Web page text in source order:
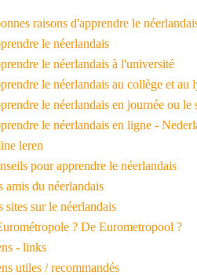
raisons d'apprendre le
le néerlandais
le néerlandais à l'université
le néerlandais au collège et au
le néerlandais en journée ou le
le néerlandais en ligne -
leren
pour apprendre le néerlandais
amis du néerlandais
sites sur le néerlandais
? De Eurometropool ?
- links
utiles / recommandés